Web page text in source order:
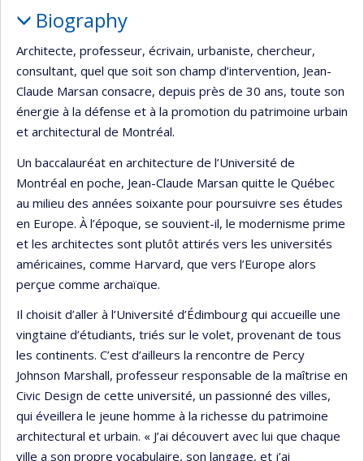
Biography
Architecte, professeur, écrivain, urbaniste, chercheur,
consultant, quel que soit son champ d’intervention, Jean-
Claude Marsan consacre, depuis près de 30 ans, toute son
énergie à la défense et à la promotion du patrimoine urbain
et architectural de Montréal.
Un baccalauréat en architecture de l’Université de
Montréal en poche, Jean-Claude Marsan quitte le Québec
au milieu des années soixante pour poursuivre ses études
en Europe. À l’époque, se souvient-il, le modernisme prime
et les architectes sont plutôt attirés vers les universités
américaines, comme Harvard, que vers l’Europe alors
perçue comme archaïque.
Il choisit d’aller à l’Université d’Édimbourg qui accueille une
vingtaine d’étudiants, triés sur le volet, provenant de tous
les continents. C’est d’ailleurs la rencontre de Percy
Johnson Marshall, professeur responsable de la maîtrise en
Civic Design de cette université, un passionné des villes,
qui éveillera le jeune homme à la richesse du patrimoine
architectural et urbain. « J’ai découvert avec lui que chaque
ville a son propre vocabulaire, son langage, et j’ai